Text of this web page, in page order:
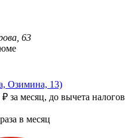
63
Озимина, 13)
₽ за месяц, до вычета налогов
в месяц